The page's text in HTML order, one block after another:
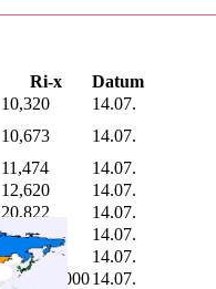
Ri-x
Datum
10,320
14.07.
10,673
14.07.
11,474
14.07.
12,620
14.07.
20,822
14.07.
46,047
14.07.
71,382
14.07.
185.899,00014.07.